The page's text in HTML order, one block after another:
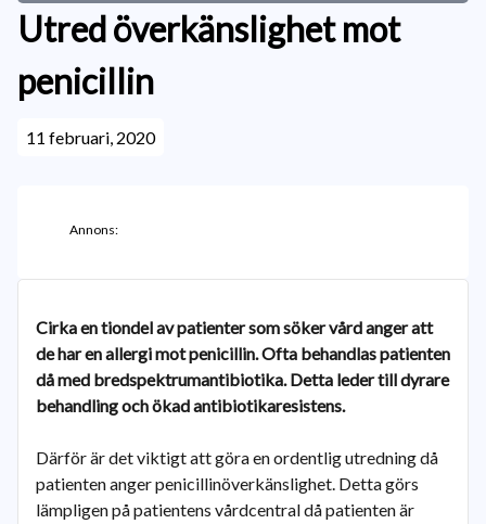
Utred överkänslighet mot
penicillin
11 februari, 2020
Annons:
Cirka en tiondel av patienter som söker vård anger att
de har en allergi mot penicillin. Ofta behandlas patienten
då med bredspektrumantibiotika. Detta leder till dyrare
behandling och ökad antibiotikaresistens.
Därför är det viktigt att göra en ordentlig utredning då
patienten anger penicillinöverkänslighet. Detta görs
lämpligen på patientens vårdcentral då patienten är